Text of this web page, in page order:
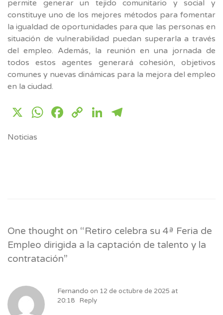
permite generar un tejido comunitario y social y
constituye uno de los mejores métodos para fomentar
la igualdad de oportunidades para que las personas en
situación de vulnerabilidad puedan superarla a través
del empleo. Además, la reunión en una jornada de
todos estos agentes generará cohesión, objetivos
comunes y nuevas dinámicas para la mejora del empleo
en la ciudad.
X WhatsApp
Facebook
CopyLinkedIn
Noticias
One thought on “Retiro celebra su 4ª Feria de
Empleo dirigida a la captación de talento y la
contratación”
Fernando on 12 de octubre de 2025 at
20:18
Reply